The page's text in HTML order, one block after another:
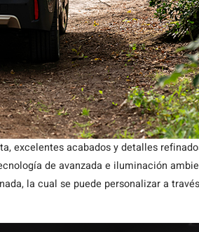
excelentes acabados y detalles
de avanzada e iluminación
la cual se puede personalizar a